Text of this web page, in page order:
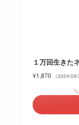
１万回生きた
¥1,870 （2024/